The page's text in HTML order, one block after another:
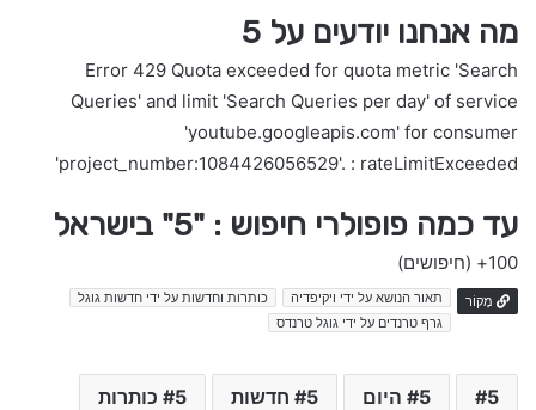
מה אנחנו יודעים על 5
Error 429 Quota exceeded for quota metric 'Search
Queries' and limit 'Search Queries per day' of service
'youtube.googleapis.com' for consumer
'project_number:1084426056529'. : rateLimitExceeded
עד כמה פופולרי חיפוש : "5" בישראל
100+ (חיפושים)
מָקוֹר תאור הנושא על ידי ויקיפדיה
כותרות וחדשות על ידי חדשות גוגל
גרף טרנדים על ידי גוגל טרנדס
5 5 היום 5 חדשות 5 כותרות